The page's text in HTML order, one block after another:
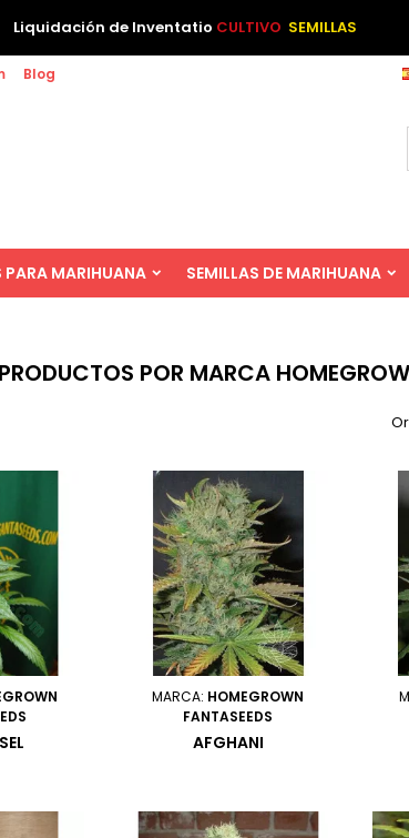
Liquidación de Inventatio CULTIVO SEMILLAS
Blog
PARA MARIHUANA SEMILLAS DE MARIHUANA
POR MARCA
MARCA: HOMEGROWN
FANTASEEDS
AFGHANI